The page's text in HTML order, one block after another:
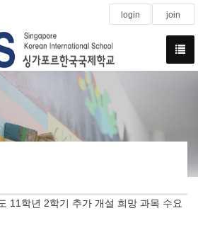
login join
11학년 2학기 추가 개설 희망 과목 수요